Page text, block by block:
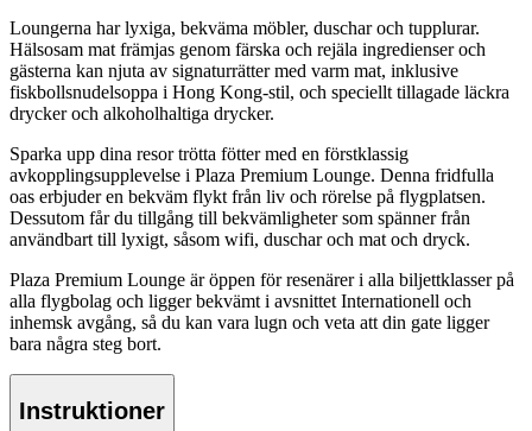
Loungerna har lyxiga, bekväma möbler, duschar och tupplurar.
Hälsosam mat främjas genom färska och rejäla ingredienser och
gästerna kan njuta av signaturrätter med varm mat, inklusive
fiskbollsnudelsoppa i Hong Kong-stil, och speciellt tillagade läckra
drycker och alkoholhaltiga drycker.
Sparka upp dina resor trötta fötter med en förstklassig
avkopplingsupplevelse i Plaza Premium Lounge. Denna fridfulla
oas erbjuder en bekväm flykt från liv och rörelse på flygplatsen.
Dessutom får du tillgång till bekvämligheter som spänner från
användbart till lyxigt, såsom wifi, duschar och mat och dryck.
Plaza Premium Lounge är öppen för resenärer i alla biljettklasser på
alla flygbolag och ligger bekvämt i avsnittet Internationell och
inhemsk avgång, så du kan vara lugn och veta att din gate ligger
bara några steg bort.
Instruktioner